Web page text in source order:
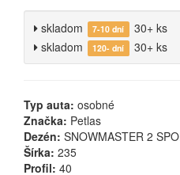
skladom 7-10 dní
30+ ks
skladom
120- dní 30+ ks
Typ auta: osobné
Značka: Petlas
Dezén: SNOWMASTER 2
Šírka: 235
Profil: 40